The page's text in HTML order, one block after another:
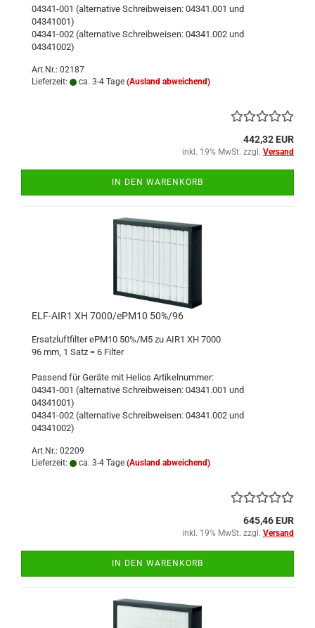
04341-001 (alternative Schreibweisen: 04341.001 und
04341001)
04341-002 (alternative Schreibweisen: 04341.002 und
04341002)
Art.Nr.: 02187
Lieferzeit:
ca. 3-4 Tage (Ausland abweichend)
442,32 EUR
inkl. 19% MwSt. zzgl. Versand
IN DEN WARENKORB
ELF-AIR1 XH 7000/ePM10 50%/96
Ersatzluftfilter ePM10 50%/M5 zu AIR1 XH 7000
96 mm, 1 Satz = 6 Filter
Passend für Geräte mit Helios Artikelnummer:
04341-001 (alternative Schreibweisen: 04341.001 und
04341001)
04341-002 (alternative Schreibweisen: 04341.002 und
04341002)
Art.Nr.: 02209
Lieferzeit:
ca. 3-4 Tage (Ausland abweichend)
645,46 EUR
inkl. 19% MwSt. zzgl. Versand
IN DEN WARENKORB